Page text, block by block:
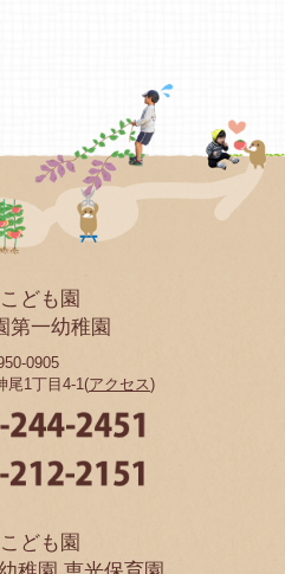
ども園
第一幼稚園
0905
尾1丁目4-1(アクセス)
ども園